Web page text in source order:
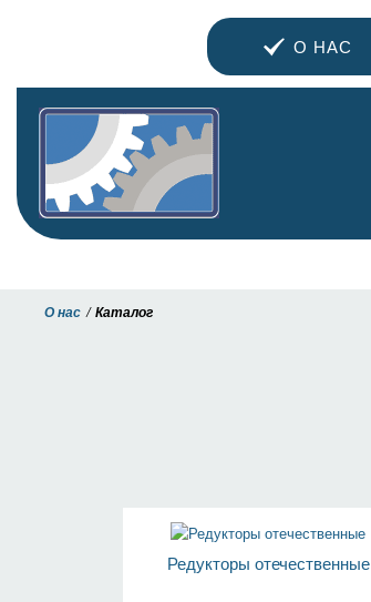
О НАС
О нас Каталог
Редукторы отечественные